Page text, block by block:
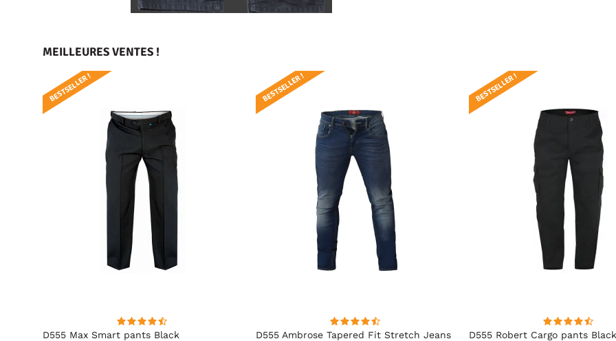
MEILLEURES VENTES !
D555 Max Smart pants Black
BESTSELLER !
D555 Ambrose Tapered Fit Stretch Jeans
BESTSELLER !
D555 Robert Cargo pants Black
BESTSELLER !